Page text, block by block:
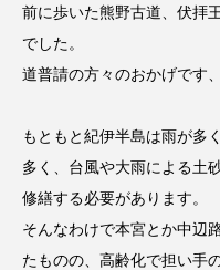
前に歩いた熊野古道、伏拝
でした。
道普請の方々のおかげです
もともと紀伊半島は雨が多
多く、台風や大雨による土
修繕する必要があります。
そんなわけで本宮とか中辺
たものの、高齢化で担い手